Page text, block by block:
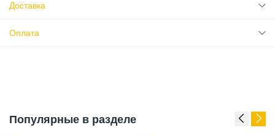
Доставка
Оплата
Популярные в разделе